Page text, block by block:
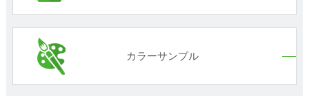
カラーサンプル